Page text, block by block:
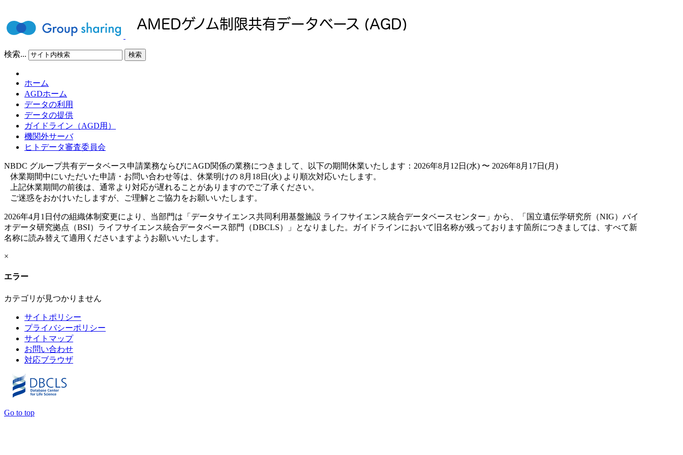
検索... 検索
ホーム
AGDホーム
データの利用
データの提供
ガイドライン（AGD用）
機関外サーバ
ヒトデータ審査委員会
NBDC グループ共有データベース申請業務ならびにAGD関係の業務につきまして、以下の期間休業いたします：2026年8月12日(水) 〜 2026年8月17日(月)
休業期間中にいただいた申請・お問い合わせ等は、休業明けの 8月18日(火) より順次対応いたします。
上記休業期間の前後は、通常より対応が遅れることがありますのでご了承ください。
ご迷惑をおかけいたしますが、ご理解とご協力をお願いいたします。
2026年4月1日付の組織体制変更により、当部門は「データサイエンス共同利用基盤施設 ライフサイエンス統合データベースセンター」から、「国立遺伝学研究所（NIG）バイ
オデータ研究拠点（BSI）ライフサイエンス統合データベース部門（DBCLS）」となりました。ガイドラインにおいて旧名称が残っております箇所につきましては、すべて新
名称に読み替えて適用くださいますようお願いいたします。
×
エラー
カテゴリが見つかりません
サイトポリシー
プライバシーポリシー
サイトマップ
お問い合わせ
対応ブラウザ
Go to top